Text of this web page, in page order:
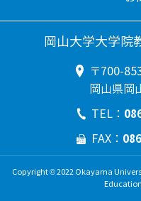
岡山大学大学院
〒700-
岡山県岡
TEL：
FAX：
Copyright © 2022 Okayama